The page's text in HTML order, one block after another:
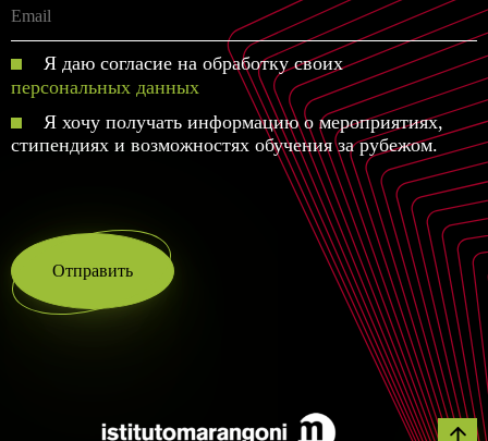
Я даю согласие на обработку своих
персональных данных
Я хочу получать информацию о мероприятиях,
стипендиях и возможностях обучения за рубежом.
Отправить